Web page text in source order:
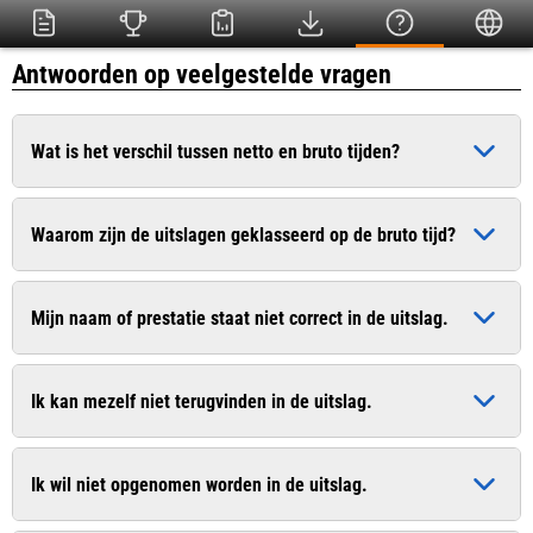
Antwoorden op veelgestelde vragen
Wat is het verschil tussen netto en bruto tijden?
De bruto tijd is de officiële tijd die ingaat op het moment dat
het startschot heeft geklonken. De netto tijd (chiptijd) is de
Waarom zijn de uitslagen geklasseerd op de bruto tijd?
Dit is conform het wedstrijdreglement van de Atletiekunie.
Bij sommige evenementen worden uitslagen van recreanten
Mijn naam of prestatie staat niet correct in de uitslag.
Geef dit door aan de organisatie. De contactgegevens vindt u
vaak op de website van de organisatie.
Ik kan mezelf niet terugvinden in de uitslag.
Geef dit door aan de organisatie. De contactgegevens vindt u
vaak op de website van de organisatie.
Ik wil niet opgenomen worden in de uitslag.